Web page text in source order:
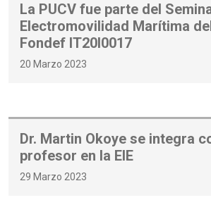
La PUCV fue parte del
Electromovilidad Marítima
Fondef IT20I0017
20 Marzo 2023
Dr. Martin Okoye se integra
profesor en la EIE
29 Marzo 2023